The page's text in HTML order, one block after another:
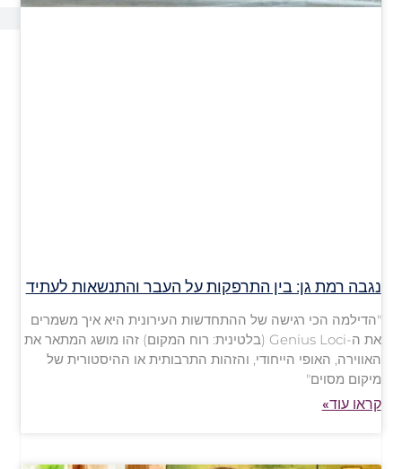
נגבה רמת גן: בין התרפקות על העבר והתנשאות לעתיד
"הדילמה הכי רגישה של ההתחדשות העירונית היא איך משמרים
את ה-Genius Loci (בלטינית: רוח המקום) זהו מושג המתאר את
האווירה, האופי הייחודי, והזהות התרבותית או ההיסטורית של
מיקום מסוים"
קראו עוד»